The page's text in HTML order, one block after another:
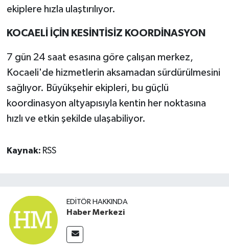
ekiplere hızla ulaştırılıyor.
KOCAELİ İÇİN KESİNTİSİZ KOORDİNASYON
7 gün 24 saat esasına göre çalışan merkez,
Kocaeli'de hizmetlerin aksamadan sürdürülmesini
sağlıyor. Büyükşehir ekipleri, bu güçlü
koordinasyon altyapısıyla kentin her noktasına
hızlı ve etkin şekilde ulaşabiliyor.
Kaynak: RSS
EDITÖR HAKKINDA
Haber Merkezi